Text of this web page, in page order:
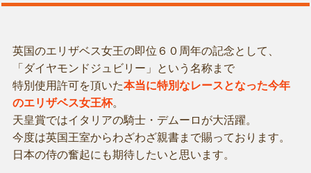
英国のエリザベス女王の即位６０周年の記念として、
「ダイヤモンドジュビリー」という名称まで
特別使用許可を頂いた本当に特別なレースとなった今年
のエリザベス女王杯。
天皇賞ではイタリアの騎士・デムーロが大活躍。
今度は英国王室からわざわざ親書まで賜っております。
日本の侍の奮起にも期待したいと思います。